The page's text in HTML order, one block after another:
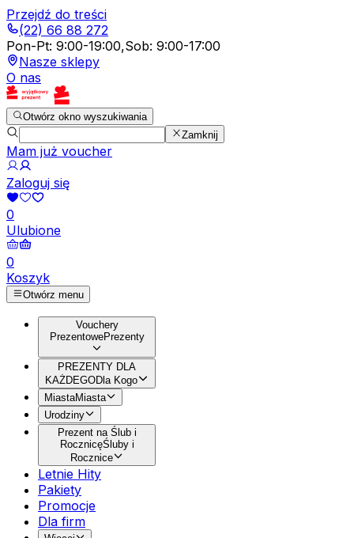
Przejdź do treści
(22) 66 88 272
Pon-Pt: 9:00-19:00,Sob: 9:00-17:00
Nasze sklepy
O nas
Otwórz okno wyszukiwania
Zamknij
Mam już voucher
Zaloguj się
0
Ulubione
0
Koszyk
Otwórz menu
Vouchery
PrezentowePrezenty
PREZENTY DLA
KAŻDEGODla Kogo
MiastaMiasta
Urodziny
Prezent na Ślub i
RocznicęŚluby i
Rocznice
Letnie Hity
Pakiety
Promocje
Dla firm